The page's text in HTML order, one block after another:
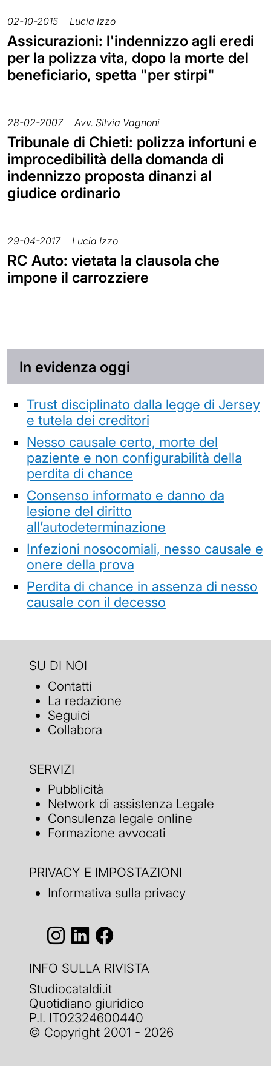
02-10-2015 Lucia Izzo
Assicurazioni: l'indennizzo agli eredi
per la polizza vita, dopo la morte del
beneficiario, spetta "per stirpi"
28-02-2007 Avv. Silvia Vagnoni
Tribunale di Chieti: polizza infortuni e
improcedibilità della domanda di
indennizzo proposta dinanzi al
giudice ordinario
29-04-2017 Lucia Izzo
RC Auto: vietata la clausola che
impone il carrozziere
In evidenza oggi
Trust disciplinato dalla legge di Jersey
e tutela dei creditori
Nesso causale certo, morte del
paziente e non configurabilità della
perdita di chance
Consenso informato e danno da
lesione del diritto
all’autodeterminazione
Infezioni nosocomiali, nesso causale e
onere della prova
Perdita di chance in assenza di nesso
causale con il decesso
SU DI NOI
Contatti
La redazione
Seguici
Collabora
SERVIZI
Pubblicità
Network di assistenza Legale
Consulenza legale online
Formazione avvocati
PRIVACY E IMPOSTAZIONI
Informativa sulla privacy
INFO SULLA RIVISTA
Studiocataldi.it
Quotidiano giuridico
P.I. IT02324600440
© Copyright 2001 - 2026